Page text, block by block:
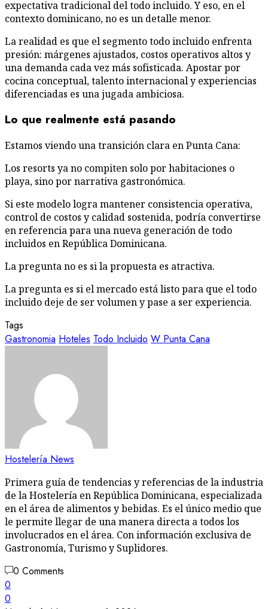
expectativa tradicional del todo incluido. Y eso, en el
contexto dominicano, no es un detalle menor.
La realidad es que el segmento todo incluido enfrenta
presión: márgenes ajustados, costos operativos altos y
una demanda cada vez más sofisticada. Apostar por
cocina conceptual, talento internacional y experiencias
diferenciadas es una jugada ambiciosa.
Lo que realmente está pasando
Estamos viendo una transición clara en Punta Cana:
Los resorts ya no compiten solo por habitaciones o
playa, sino por narrativa gastronómica.
Si este modelo logra mantener consistencia operativa,
control de costos y calidad sostenida, podría convertirse
en referencia para una nueva generación de todo
incluidos en República Dominicana.
La pregunta no es si la propuesta es atractiva.
La pregunta es si el mercado está listo para que el todo
incluido deje de ser volumen y pase a ser experiencia.
Tags
Gastronomia Hoteles Todo Incluido W Punta Cana
Hostelería News
Primera guía de tendencias y referencias de la industria
de la Hostelería en República Dominicana, especializada
en el área de alimentos y bebidas. Es el único medio que
le permite llegar de una manera directa a todos los
involucrados en el área. Con información exclusiva de
Gastronomía, Turismo y Suplidores.
0 Comments
0
0